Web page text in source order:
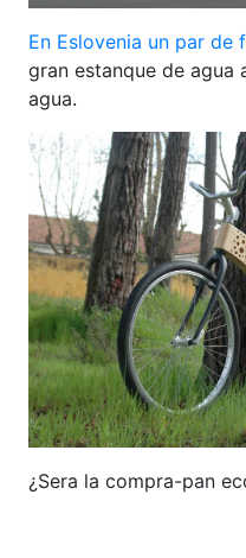
En Eslovenia un par de
gran estanque de agua
agua.
¿Sera la compra-pan